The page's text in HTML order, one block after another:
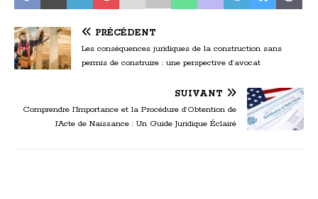
PRÉCÉDENT
Les conséquences juridiques de la construction sans
permis de construire : une perspective d’avocat
SUIVANT
Comprendre l’Importance et la Procédure d’Obtention de
l’Acte de Naissance : Un Guide Juridique Éclairé